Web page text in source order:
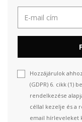
Hozzájárulok
(GDPR) 6. cikk (1)
rendelkezése
céllal kezelje és a
email hírleveleket